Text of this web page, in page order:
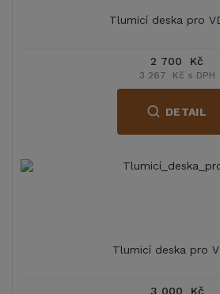
Tlumicí deska pro
2 700 Kč
3 267 Kč s DPH
DETAIL
Tlumicí deska pro
3 000 Kč